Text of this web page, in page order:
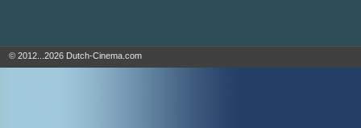
© 2012...2026 Dutch-Cinema.com